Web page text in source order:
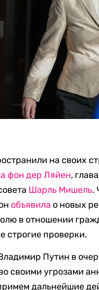
на своих
фон дер Ляйен,
Шарль Мишель.
объявила о новых
в отношении
строгие проверки.
Путин в
своими угрозами
дальнейшие